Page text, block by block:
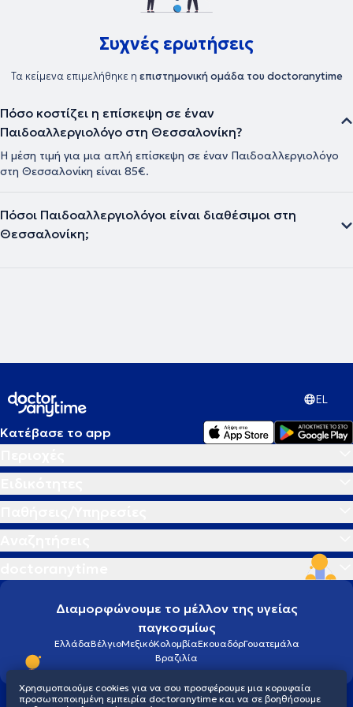
Συχνές ερωτήσεις
Τα κείμενα επιμελήθηκε η επιστημονική ομάδα του doctoranytime
Πόσο κοστίζει η επίσκεψη σε έναν
Παιδοαλλεργιολόγο στη Θεσσαλονίκη?
Η μέση τιμή για μια απλή επίσκεψη σε έναν Παιδοαλλεργιολόγο
στη Θεσσαλονίκη είναι 85€.
Πόσοι Παιδοαλλεργιολόγοι είναι διαθέσιμοι στη
Θεσσαλονίκη;
EL
Κατέβασε το app
Διαμορφώνουμε το μέλλον της υγείας
παγκοσμίως
ΕλλάδαΒέλγιοΜεξικόΚολομβίαΕκουαδόρΓουατεμάλα
Βραζιλία
Χρησιμοποιούμε cookies για να σου προσφέρουμε μια κορυφαία
προσωποποιημένη εμπειρία doctoranytime και να σε βοηθήσουμε